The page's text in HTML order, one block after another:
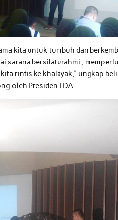
kita untuk tumbuh dan
sarana bersilaturahmi ,
rintis ke khalayak,” ungkap
oleh Presiden TDA.